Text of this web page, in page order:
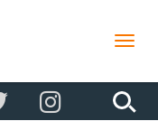
Toggle